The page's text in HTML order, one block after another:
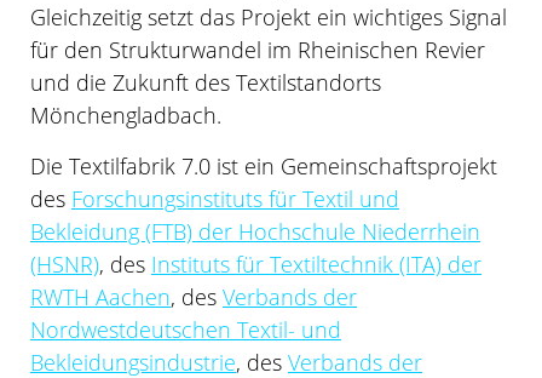
Gleichzeitig setzt das Projekt ein wichtiges Signal
für den Strukturwandel im Rheinischen Revier
und die Zukunft des Textilstandorts
Mönchengladbach.
Die Textilfabrik 7.0 ist ein Gemeinschaftsprojekt
des Forschungsinstituts für Textil und
Bekleidung (FTB) der Hochschule Niederrhein
(HSNR), des Instituts für Textiltechnik (ITA) der
RWTH Aachen, des Verbands der
Nordwestdeutschen Textil- und
Bekleidungsindustrie, des Verbands der